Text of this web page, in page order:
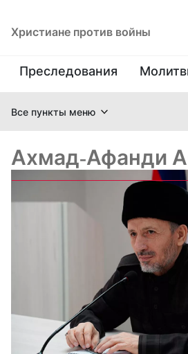
Христиане против войны
Преследования
Все пункты меню
Ахмад-Афанди